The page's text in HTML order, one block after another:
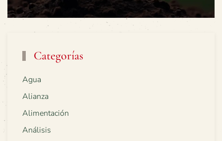
Categorías
Agua
Alianza
Alimentación
Análisis